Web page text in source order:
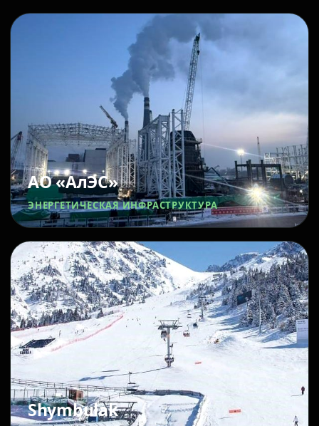
АО «АлЭС»
ЭНЕРГЕТИЧЕСКАЯ ИНФРАСТРУКТУРА
Shymbulak